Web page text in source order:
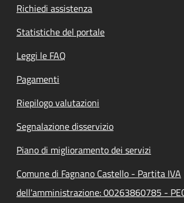
Richiedi assistenza
Statistiche del portale
Leggi le FAQ
Pagamenti
Riepilogo valutazioni
Segnalazione disservizio
Piano di miglioramento dei servizi
Comune di Fagnano Castello - Partita IVA
dell'amministrazione: 00263860785 -